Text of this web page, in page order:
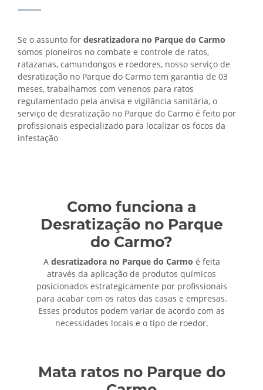
Se o assunto for desratizadora no Parque do Carmo
somos pioneiros no combate e controle de ratos,
ratazanas, camundongos e roedores, nosso serviço de
desratização no Parque do Carmo tem garantia de 03
meses, trabalhamos com venenos para ratos
regulamentado pela anvisa e vigilância sanitária, o
serviço de desratização no Parque do Carmo é feito por
profissionais especializado para localizar os focos da
infestação
Como funciona a
Desratização no Parque
do Carmo?
A desratizadora no Parque do Carmo é feita
através da aplicação de produtos químicos
posicionados estrategicamente por profissionais
para acabar com os ratos das casas e empresas.
Esses produtos podem variar de acordo com as
necessidades locais e o tipo de roedor.
Mata ratos no Parque do